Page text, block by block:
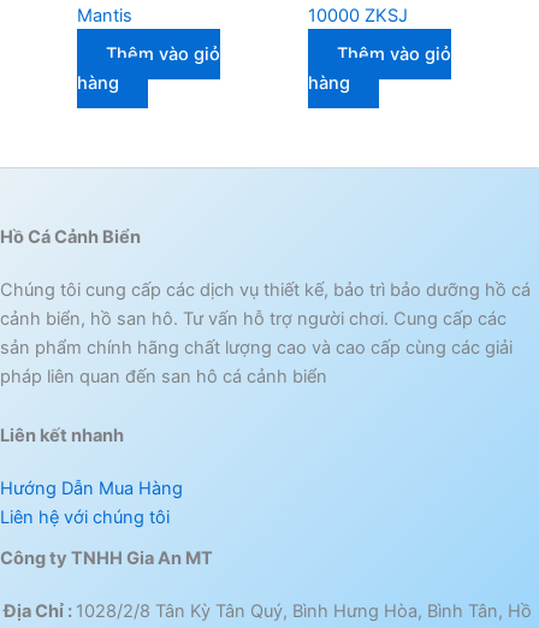
Mantis
Thêm vào giỏ
hàng
10000 ZKSJ
Thêm vào giỏ
hàng
Hồ Cá Cảnh Biển
Chúng tôi cung cấp các dịch vụ thiết kế, bảo trì bảo dưỡng hồ cá
cảnh biển, hồ san hô. Tư vấn hỗ trợ người chơi. Cung cấp các
sản phẩm chính hãng chất lượng cao và cao cấp cùng các giải
pháp liên quan đến san hô cá cảnh biển
Liên kết nhanh
Hướng Dẫn Mua Hàng
Liên hệ với chúng tôi
Công ty TNHH Gia An MT
Địa Chỉ : 1028/2/8 Tân Kỳ Tân Quý, Bình Hưng Hòa, Bình Tân, Hồ